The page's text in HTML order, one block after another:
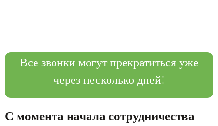
Все звонки могут прекратиться уже
через несколько дней!
С момента начала сотрудничества